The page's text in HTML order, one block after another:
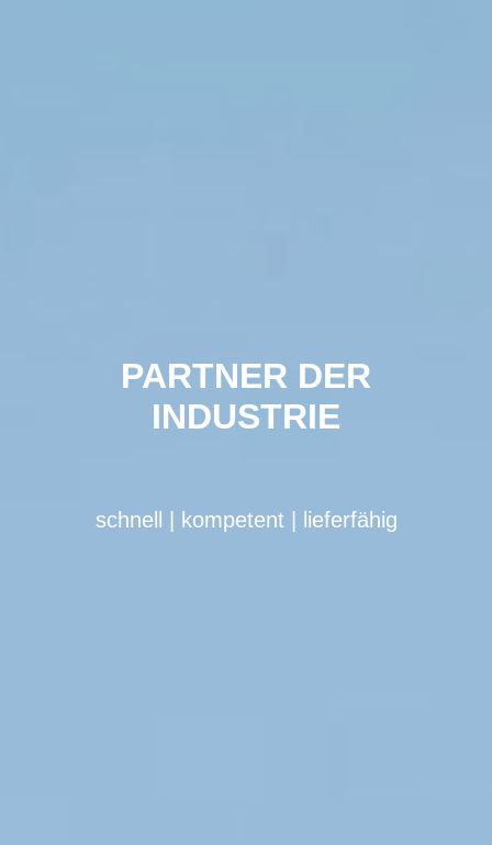
PARTNER DER
INDUSTRIE
schnell | kompetent | lieferfähig